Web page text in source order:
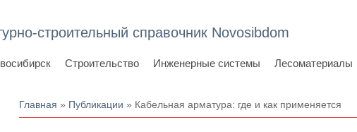
строительный справочник Novosibdom
Строительство Инженерные системы Лесоматериалы
Вы здесь
Главная » Публикации » Кабельная арматура: где и как применяется